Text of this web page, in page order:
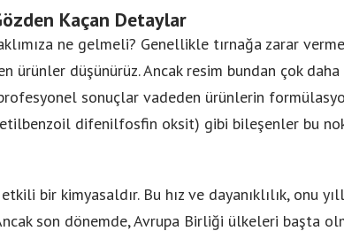
Kaçan Detaylar
ne gelmeli? Genellikle tırnağa zarar
ürünler düşünürüz. Ancak resim bundan çok daha
sonuçlar vadeden ürünlerin
difenilfosfin oksit) gibi bileşenler bu
bir kimyasaldır. Bu hız ve dayanıklılık, onu
son dönemde, Avrupa Birliği ülkeleri başta